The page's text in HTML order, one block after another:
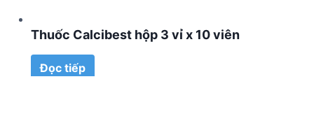
Thuốc Calcibest hộp 3 vỉ x 10 viên
Đọc tiếp